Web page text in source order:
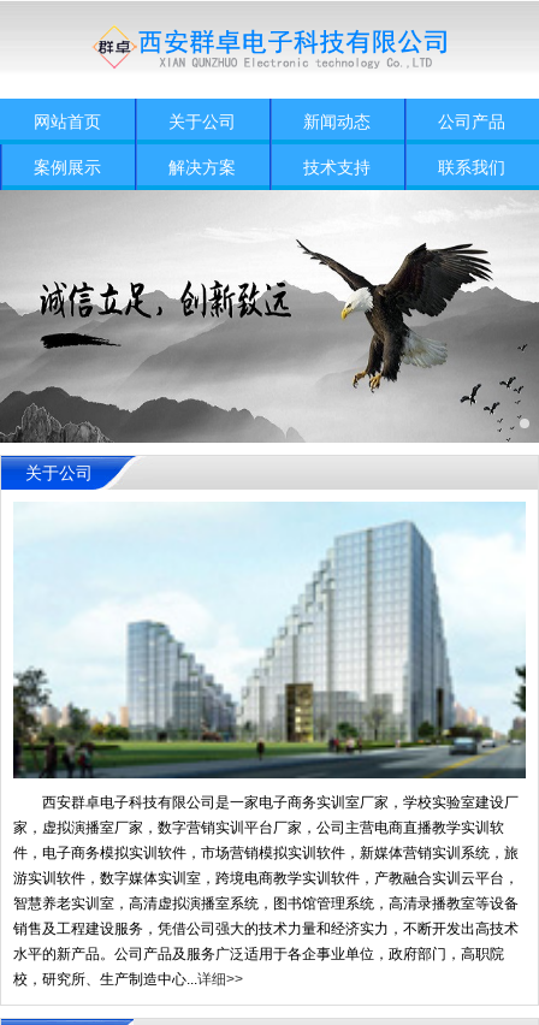
网站首页 关于公司 新闻动态 公司产品
案例展示 解决方案 技术支持 联系我们
关于公司
西安群卓电子科技有限公司是一家电子商务实训室厂家，学校实验室建设厂
家，虚拟演播室厂家，数字营销实训平台厂家，公司主营电商直播教学实训软
件，电子商务模拟实训软件，市场营销模拟实训软件，新媒体营销实训系统，旅
游实训软件，数字媒体实训室，跨境电商教学实训软件，产教融合实训云平台，
智慧养老实训室，高清虚拟演播室系统，图书馆管理系统，高清录播教室等设备
销售及工程建设服务，凭借公司强大的技术力量和经济实力，不断开发出高技术
水平的新产品。公司产品及服务广泛适用于各企事业单位，政府部门，高职院
校，研究所、生产制造中心...详细>>